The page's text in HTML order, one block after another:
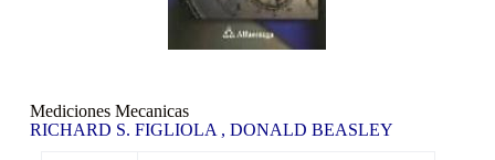
Mediciones Mecanicas
RICHARD S. FIGLIOLA , DONALD BEASLEY